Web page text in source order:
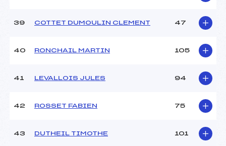
39 COTTET DUMOULIN CLEMENT 47
40 RONCHAIL MARTIN 105
41 LEVALLOIS JULES 94
42 ROSSET FABIEN 75
43 DUTHEIL TIMOTHE 101